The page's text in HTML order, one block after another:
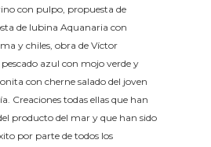
con pulpo, propuesta de
de lubina Aquanaria con
y chiles, obra de Víctor
pescado azul con mojo verde y
con cherne salado del joven
Creaciones todas ellas que han
producto del mar y que han sido
por parte de todos los